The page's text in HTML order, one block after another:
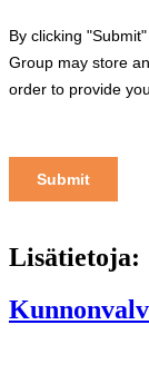
Lisätietoja: